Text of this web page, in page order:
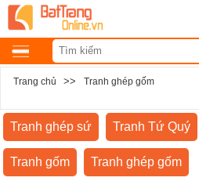
Trang chủ >> Tranh ghép gốm
Tranh ghép sứ Tranh Tứ Quý
Tranh gốm Tranh ghép gốm